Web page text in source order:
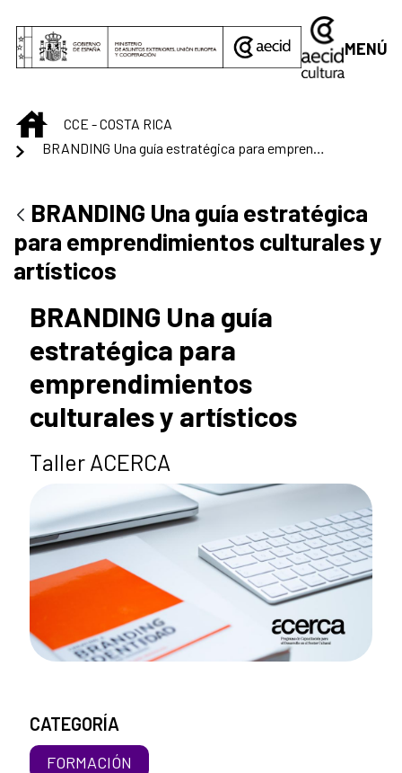
MENÚ
INICIO
CCE - COSTA RICA
BRANDING Una guía estratégica
para emprendimientos culturales y
artísticos
BRANDING Una guía
estratégica para
emprendimientos
culturales y artísticos
Taller ACERCA
CATEGORÍA
FORMACIÓN